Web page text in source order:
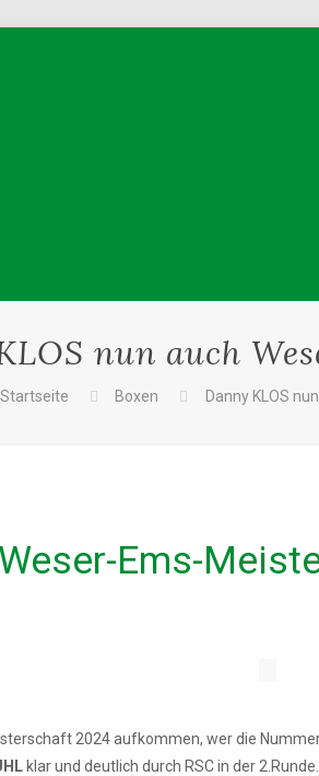
nun auch
Startseite Boxen Danny KLOS
Ems-
2024 aufkommen, wer die
klar und deutlich durch RSC in der